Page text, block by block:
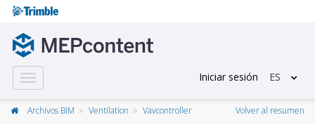
Toggle
navigation
Iniciar sesión ES
Archivos BIM Ventilation Vavcontroller Volver al resumen